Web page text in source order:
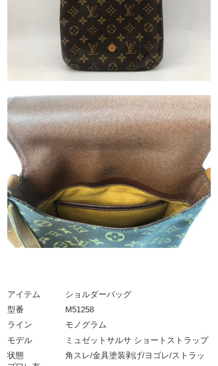
アイテム   ショルダーバッグ
型番     M51258
ライン    モノグラム
モデル    ミュゼットサルサ ショートストラップ
状態     角スレ/金具塗装剥げ/ヨゴレ/ストラッ